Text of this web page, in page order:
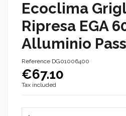
Ecoclima
Ripresa EGA
Alluminio
Reference DG01006400
€67.10
Tax included